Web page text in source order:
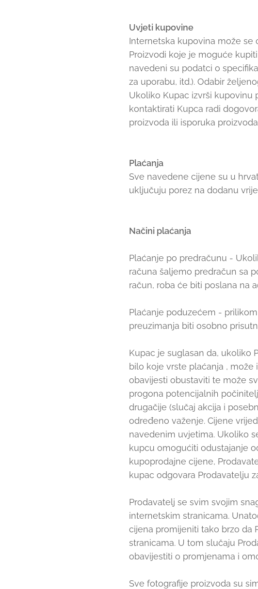
Uvjeti kupovine
Internetska kupovina može se
Proizvodi koje je moguće
navedeni su podatci o
za uporabu, itd.). Odabir
Ukoliko Kupac izvrši kupovinu
kontaktirati Kupca radi
proizvoda ili isporuka
Plaćanja
Sve navedene cijene su u
uključuju porez na dodanu
Načini plaćanja
Plaćanje po predračunu -
računa šaljemo predračun sa
račun, roba će biti poslana na
Plaćanje poduzećem -
preuzimanja biti osobno
Kupac je suglasan da, ukoliko
bilo koje vrste plaćanja ,
obavijesti obustaviti te može
progona potencijalnih
drugačije (slučaj akcija i
određeno važenje. Cijene
navedenim uvjetima. Ukoliko
kupcu omogućiti odustajanje
kupoprodajne cijene,
kupac odgovara Prodavatelju
Prodavatelj se svim svojim
internetskim stranicama.
cijena promijeniti tako brzo da
stranicama. U tom slučaju
obavijestiti o promjenama i
Sve fotografije proizvoda su